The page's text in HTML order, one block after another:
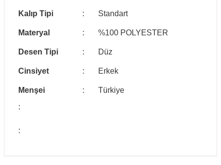
Kalıp Tipi : Standart
Materyal : %100 POLYESTER
Desen Tipi : Düz
Cinsiyet : Erkek
Menşei :
Türkiye
:
: